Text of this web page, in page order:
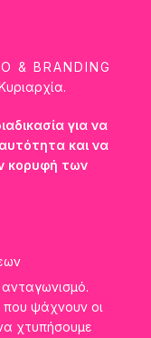
BRANDING
για να
και να
κορυφή των
που ψάχνουν οι
χτυπήσουμε